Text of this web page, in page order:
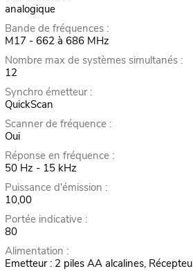
analogique
Bande de fréquences :
M17 - 662 à 686 MHz
Nombre max de systèmes simultanés :
12
Synchro émetteur :
QuickScan
Scanner de fréquence :
Oui
Réponse en fréquence :
50 Hz - 15 kHz
Puissance d'émission :
10,00
Portée indicative :
80
Alimentation :
Emetteur : 2 piles AA alcalines,